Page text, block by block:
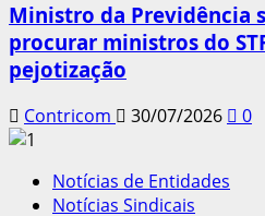
Ministro da Previdência
procurar ministros do
pejotização
Contricom 30/07/2026 0
Notícias de Entidades
Notícias Sindicais